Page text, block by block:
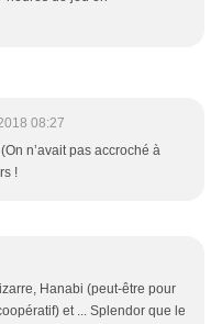
08:27
n’avait pas accroché à
!
Hanabi (peut-être pour
et ... Splendor que le